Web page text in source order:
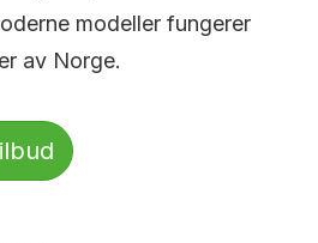
modeller fungerer
av Norge.